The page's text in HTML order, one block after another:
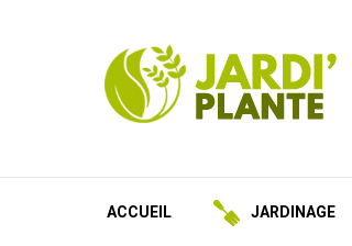
ACCUEIL JARDINAGE